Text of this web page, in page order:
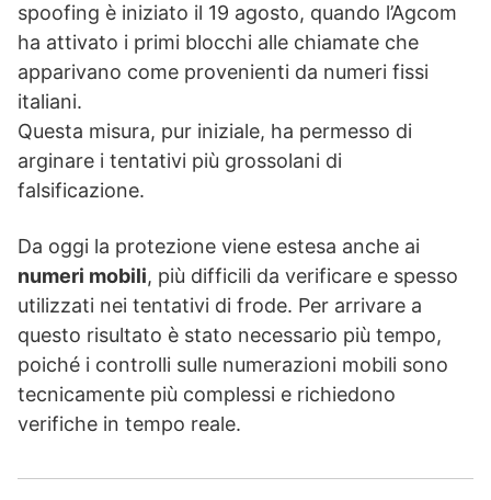
spoofing è iniziato il 19 agosto, quando l’Agcom
ha attivato i primi blocchi alle chiamate che
apparivano come provenienti da numeri fissi
italiani.
Questa misura, pur iniziale, ha permesso di
arginare i tentativi più grossolani di
falsificazione.
Da oggi la protezione viene estesa anche ai
numeri mobili, più difficili da verificare e spesso
utilizzati nei tentativi di frode. Per arrivare a
questo risultato è stato necessario più tempo,
poiché i controlli sulle numerazioni mobili sono
tecnicamente più complessi e richiedono
verifiche in tempo reale.